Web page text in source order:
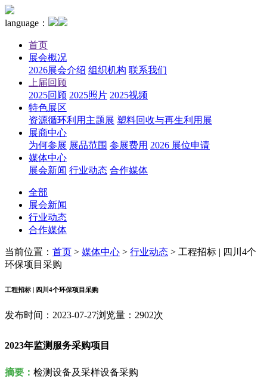
language：
首页
展会概况
2026展会介绍 组织机构 联系我们
上届回顾
2025回顾 2025照片 2025视频
特色展区
资源循环利用主题展 塑料回收与再生利用展
展商中心
为何参展 展品范围 参展费用 2026 展位申请
媒体中心
展会新闻 行业动态 合作媒体
全部
展会新闻
行业动态
合作媒体
当前位置： 首页 > 媒体中心 > 行业动态 > 工程招标 | 四川4个
环保项目采购
工程招标 | 四川4个环保项目采购
发布时间：2023-07-27浏览量：2902次
2023年监测服务采购项目
摘要： 检测设备及采样设备采购